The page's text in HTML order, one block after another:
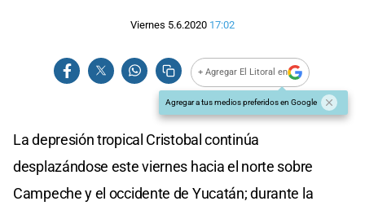
Viernes 5.6.2020 17:02
+ Agregar El Litoral en
Agregar a tus medios preferidos en Google
La depresión tropical Cristobal continúa
desplazándose este viernes hacia el norte sobre
Campeche y el occidente de Yucatán; durante la